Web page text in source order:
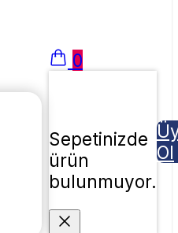
0
Sepetinizde
ürün
bulunmuyor.
Ol